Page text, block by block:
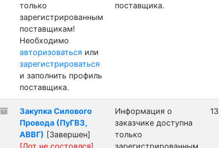
только
зарегистрированным
поставщикам!
Необходимо
авторизоваться или
зарегистрироваться
и заполнить профиль
поставщика.
поставщика.
Закупка Силового
Провода (ПуГВ3,
АВВГ) [Завершен]
[Лот не состоялся]
Информация о
заказчике доступна
только
зарегистрированным